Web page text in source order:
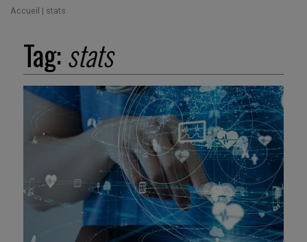
Accueil | stats
Tag:stats